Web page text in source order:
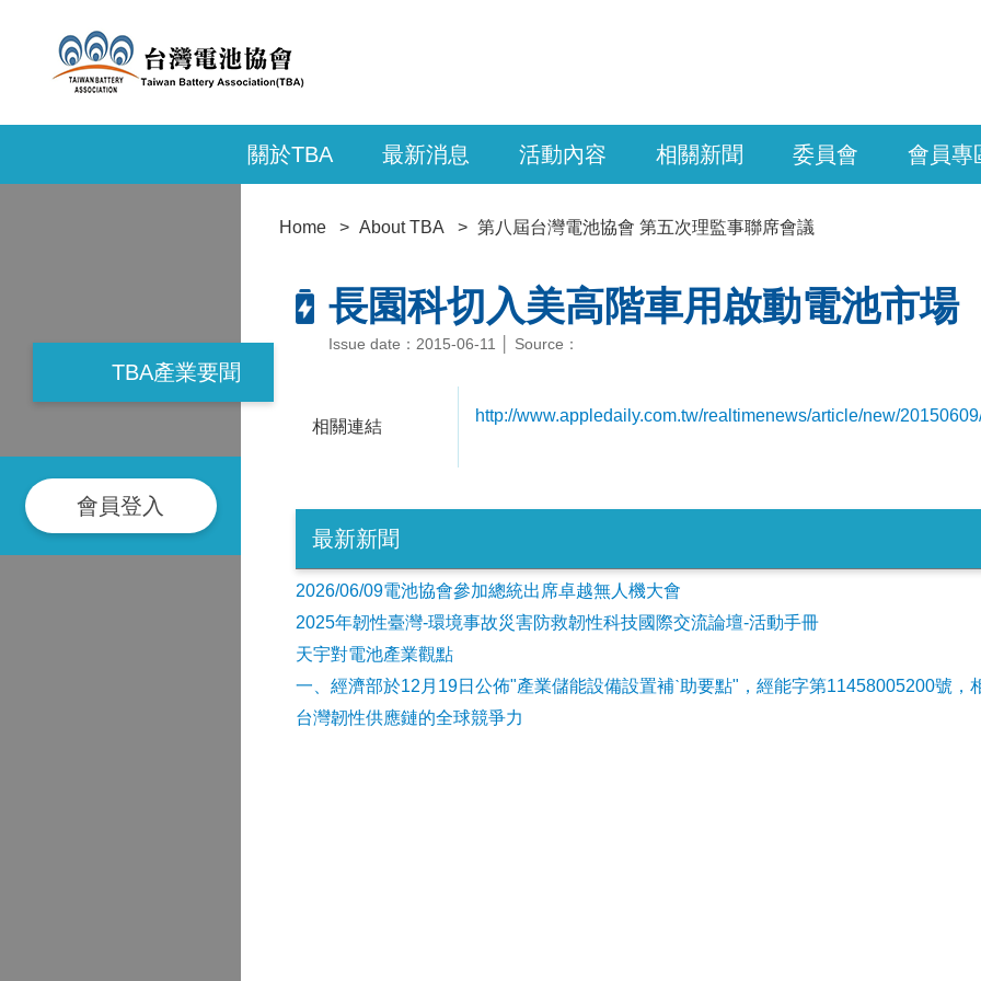
關於TBA 最新消息 活動內容 相關新聞 委員會 會員專
TBA產業要聞
會員登入
Home About TBA 第八屆台灣電池協會 第五次理監事聯席會議
長園科切入美高階車用啟動電池市場
Issue date：2015-06-11 │ Source：
相關連結
http://www.appledaily.com.tw/realtimenews/article/new/
最新新聞
2026/06/09電池協會參加總統出席卓越無人機大會
2025年韌性臺灣-環境事故災害防救韌性科技國際交流論壇-活動手冊
天宇對電池產業觀點
一、經濟部於12月19日公佈"產業儲能設備設置補ˋ助要點"，經能字第11458005200號，
台灣韌性供應鏈的全球競爭力